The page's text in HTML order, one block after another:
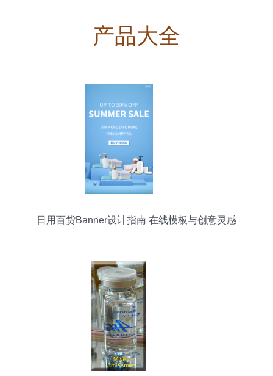
产品大全
日用百货Banner设计指南 在线模板与创意灵感